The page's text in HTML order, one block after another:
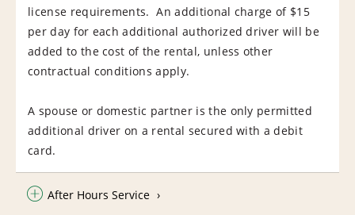
license requirements. An additional charge of $15
per day for each additional authorized driver will be
added to the cost of the rental, unless other
contractual conditions apply.
A spouse or domestic partner is the only permitted
additional driver on a rental secured with a debit
card.
After Hours Service